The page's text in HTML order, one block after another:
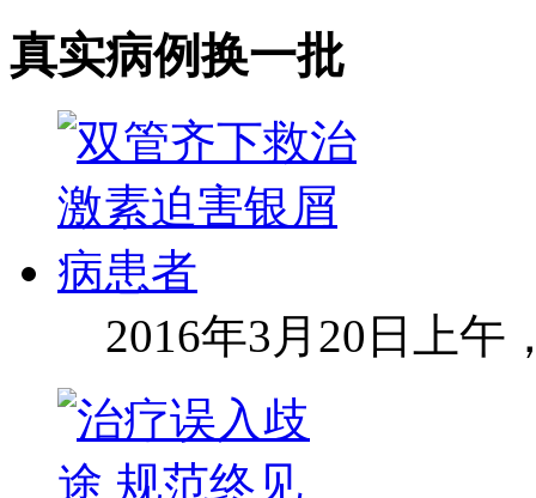
真实病例换一批
2016年3月20日上午